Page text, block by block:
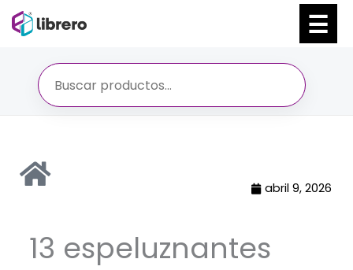
abril 9, 2026
13 espeluznantes